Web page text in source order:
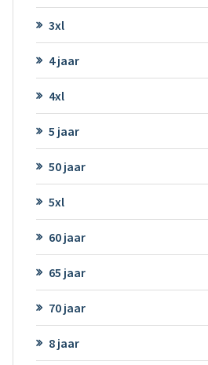
3xl
4 jaar
4xl
5 jaar
50 jaar
5xl
60 jaar
65 jaar
70 jaar
8 jaar